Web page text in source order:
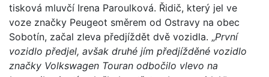
tisková mluvčí Irena Paroulková. Řidič, který jel ve
voze značky Peugeot směrem od Ostravy na obec
Sobotín, začal zleva předjíždět dvě vozidla. „První
vozidlo předjel, avšak druhé jím předjížděné vozidlo
značky Volkswagen Touran odbočilo vlevo na